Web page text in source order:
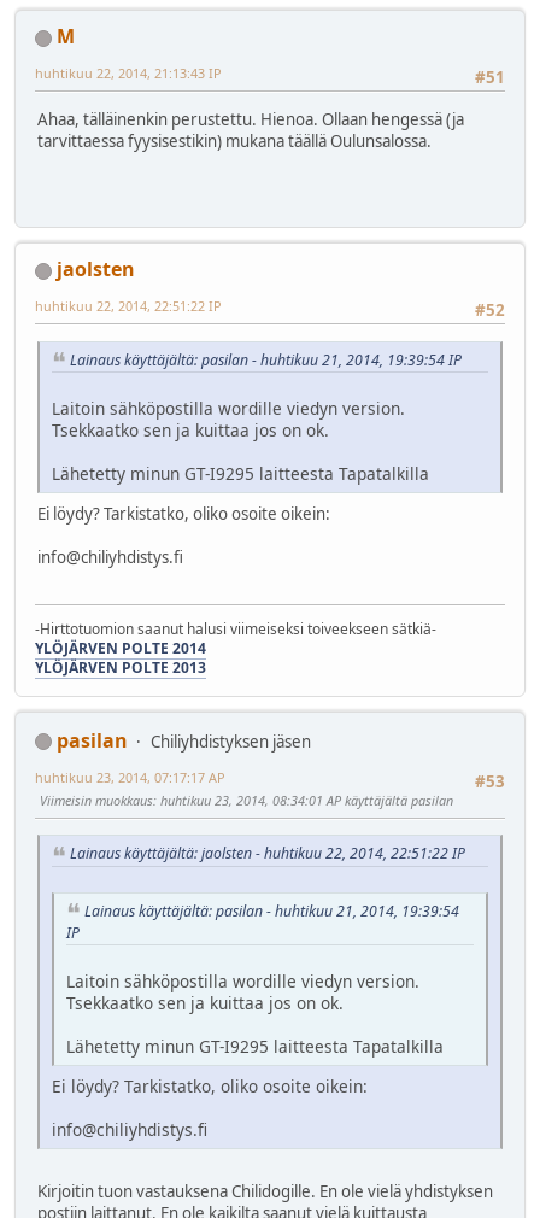
M
#51
huhtikuu 22, 2014, 21:13:43 IP
Ahaa, tälläinenkin perustettu. Hienoa. Ollaan hengessä (ja
tarvittaessa fyysisestikin) mukana täällä Oulunsalossa.
jaolsten
#52
huhtikuu 22, 2014, 22:51:22 IP
Lainaus käyttäjältä: pasilan - huhtikuu 21, 2014, 19:39:54 IP
Laitoin sähköpostilla wordille viedyn version.
Tsekkaatko sen ja kuittaa jos on ok.
Lähetetty minun GT-I9295 laitteesta Tapatalkilla
Ei löydy? Tarkistatko, oliko osoite oikein:
info@chiliyhdistys.fi
-Hirttotuomion saanut halusi viimeiseksi toiveekseen sätkiä-
YLÖJÄRVEN POLTE 2014
YLÖJÄRVEN POLTE 2013
pasilan
Chiliyhdistyksen jäsen
#53
huhtikuu 23, 2014, 07:17:17 AP
Viimeisin muokkaus: huhtikuu 23, 2014, 08:34:01 AP käyttäjältä pasilan
Lainaus käyttäjältä: jaolsten - huhtikuu 22, 2014, 22:51:22 IP
Lainaus käyttäjältä: pasilan - huhtikuu 21, 2014, 19:39:54
IP
Laitoin sähköpostilla wordille viedyn version.
Tsekkaatko sen ja kuittaa jos on ok.
Lähetetty minun GT-I9295 laitteesta Tapatalkilla
Ei löydy? Tarkistatko, oliko osoite oikein:
info@chiliyhdistys.fi
Kirjoitin tuon vastauksena Chilidogille. En ole vielä yhdistyksen
postiin laittanut. En ole kaikilta saanut vielä kuittausta